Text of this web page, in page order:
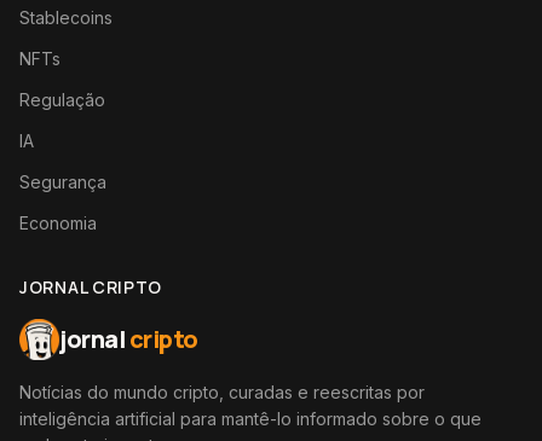
Stablecoins
NFTs
Regulação
IA
Segurança
Economia
JORNAL CRIPTO
jornalcripto
Notícias do mundo cripto, curadas e reescritas por
inteligência artificial para mantê-lo informado sobre o que